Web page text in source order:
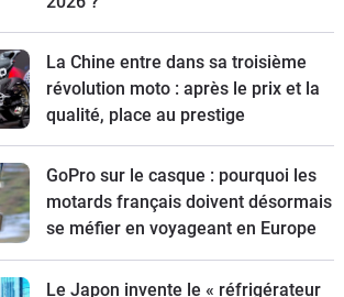
La Chine entre dans sa troisième
révolution moto : après le prix et la
qualité, place au prestige
GoPro sur le casque : pourquoi les
motards français doivent désormais
se méfier en voyageant en Europe
Le Japon invente le « réfrigérateur